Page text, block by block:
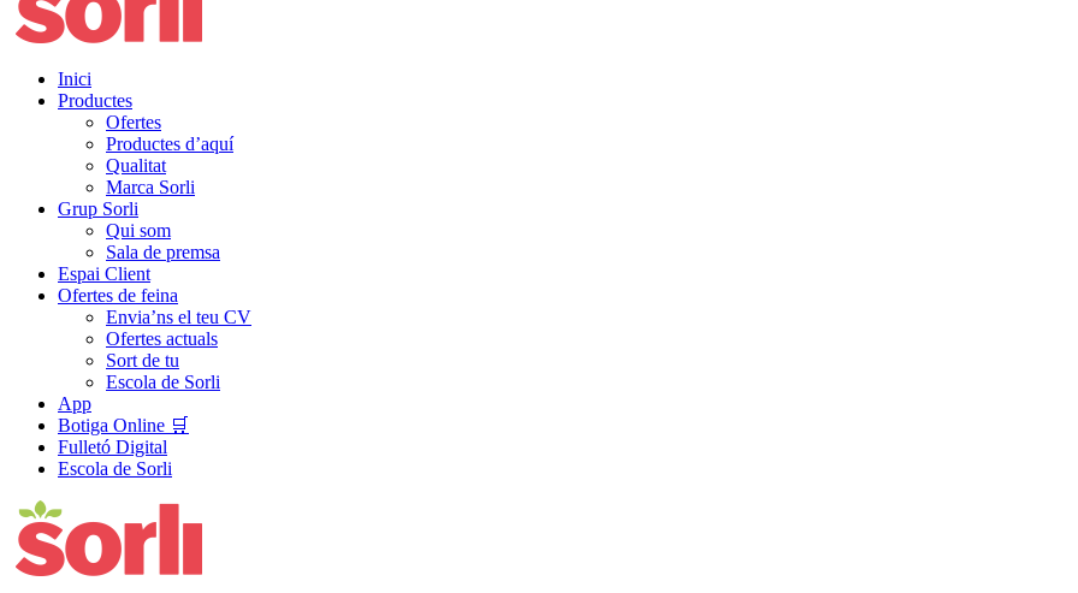
Inici
Productes
Ofertes
Productes d’aquí
Qualitat
Marca Sorli
Grup Sorli
Qui som
Sala de premsa
Espai Client
Ofertes de feina
Envia’ns el teu CV
Ofertes actuals
Sort de tu
Escola de Sorli
App
Botiga Online 🛒
Fulletó Digital
Escola de Sorli